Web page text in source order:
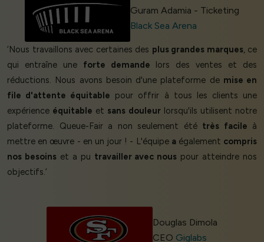
Guram Adamia - Ticketing
Black Sea Arena
‘Nous travaillons avec certaines des plus grandes marques, ce
qui entraîne une forte demande lors des ventes et des
réductions. Nous avons besoin d'une plateforme de mise en
file d'attente équitable pour offrir à tous les clients une
expérience équitable et sans douleurlorsqu'ils utilisent notre
plateforme. Queue-Fair a non seulement été très facile à
mettre en œuvre - en un jour ! - L'équipe aégalement compris
nos besoinset a pu travailler avec nous pour atteindre nos
objectifs.’
Douglas Dimola
CEO Giglabs